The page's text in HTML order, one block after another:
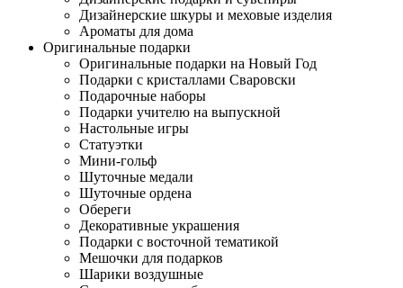
Дизайнерские шкуры и меховые изделия
Ароматы для дома
Оригинальные подарки
Оригинальные подарки на Новый Год
Подарки с кристаллами Сваровски
Подарочные наборы
Подарки учителю на выпускной
Настольные игры
Статуэтки
Мини-гольф
Шуточные медали
Шуточные ордена
Обереги
Декоративные украшения
Подарки с восточной тематикой
Мешочки для подарков
Шарики воздушные